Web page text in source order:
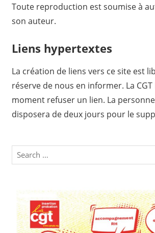
Toute reproduction est soumise à
son auteur.
Liens hypertextes
La création de liens vers ce site est
réserve de nous en informer. La
moment refuser un lien. La
disposera de deux jours pour le